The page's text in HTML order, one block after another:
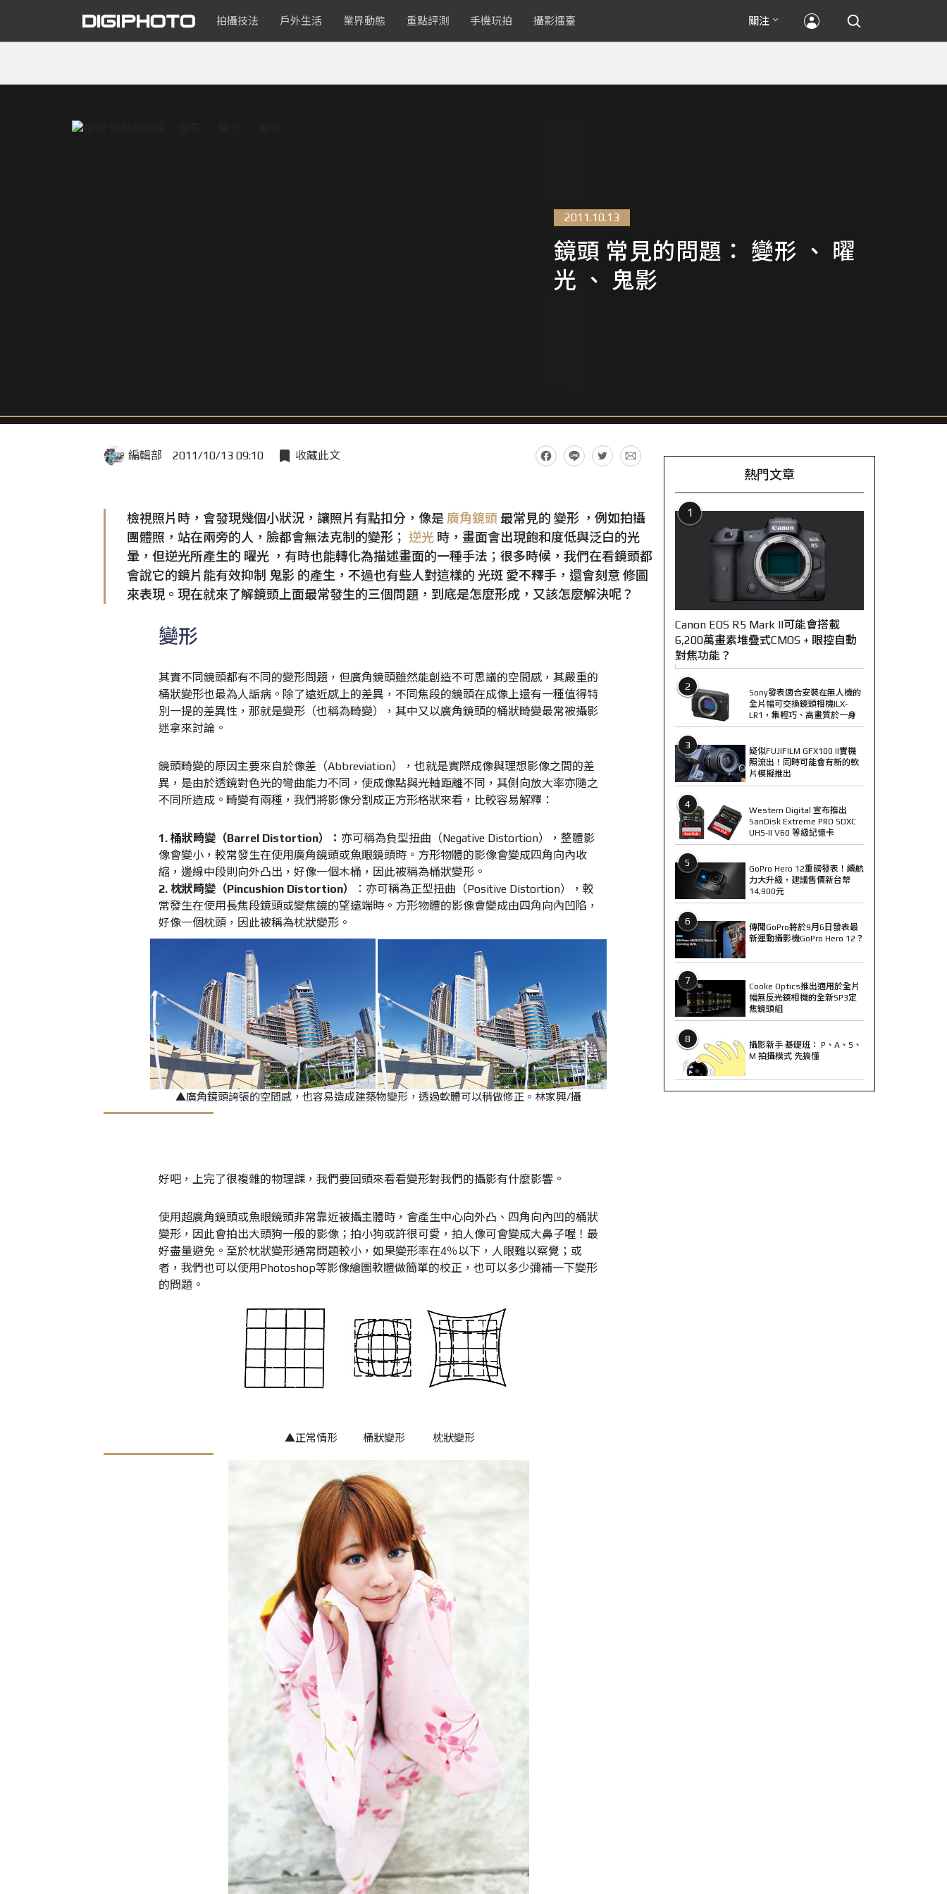
拍攝技法 戶外生活 業界動態 重點評測 手機玩拍 攝影擂臺 關注
2011.10.13
鏡頭 常見的問題： 變形 、 曜
光 、 鬼影
編輯部 2011/10/13 09:10 收藏此文
檢視照片時，會發現幾個小狀況，讓照片有點扣分，像是 廣角鏡頭 最常見的 變形 ，例如拍攝
團體照，站在兩旁的人，臉都會無法克制的變形； 逆光 時，畫面會出現飽和度低與泛白的光
暈，但逆光所產生的 曜光 ，有時也能轉化為描述畫面的一種手法；很多時候，我們在看鏡頭都
會說它的鏡片能有效抑制 鬼影 的產生，不過也有些人對這樣的 光斑 愛不釋手，還會刻意 修圖
來表現。現在就來了解鏡頭上面最常發生的三個問題，到底是怎麼形成，又該怎麼解決呢？
變形
其實不同鏡頭都有不同的變形問題，但廣角鏡頭雖然能創造不可思議的空間感，其嚴重的
桶狀變形也最為人詬病。除了遠近感上的差異，不同焦段的鏡頭在成像上還有一種值得特
別一提的差異性，那就是變形（也稱為畸變），其中又以廣角鏡頭的桶狀畸變最常被攝影
迷拿來討論。
鏡頭畸變的原因主要來自於像差（Abbreviation），也就是實際成像與理想影像之間的差
異，是由於透鏡對色光的彎曲能力不同，使成像點與光軸距離不同，其側向放大率亦隨之
不同所造成。畸變有兩種，我們將影像分割成正方形格狀來看，比較容易解釋：
1. 桶狀畸變（Barrel Distortion）： 亦可稱為負型扭曲（Negative Distortion），整體影
像會變小，較常發生在使用廣角鏡頭或魚眼鏡頭時。方形物體的影像會變成四角向內收
縮，邊線中段則向外凸出，好像一個木桶，因此被稱為桶狀變形。
2. 枕狀畸變（Pincushion Distortion）
：亦可稱為正型扭曲（Positive Distortion），較
常發生在使用長焦段鏡頭或變焦鏡的望遠端時。方形物體的影像會變成由四角向內凹陷，
好像一個枕頭，因此被稱為枕狀變形。
▲廣角鏡頭誇張的空間感，也容易造成建築物變形，透過軟體可以稍做修正。林家興/攝
好吧，上完了很複雜的物理課，我們要回頭來看看變形對我們的攝影有什麼影響。
使用超廣角鏡頭或魚眼鏡頭非常靠近被攝主體時，會產生中心向外凸、四角向內凹的桶狀
變形，因此會拍出大頭狗一般的影像；拍小狗或許很可愛，拍人像可會變成大鼻子喔！最
好盡量避免。至於枕狀變形通常問題較小，如果變形率在4％以下，人眼難以察覺；或
者，我們也可以使用Photoshop等影像繪圖軟體做簡單的校正，也可以多少彌補一下變形
的問題。
▲正常情形 桶狀變形 枕狀變形
熱門文章
1
Canon EOS R5 Mark II可能會搭載
6,200萬畫素堆疊式CMOS + 眼控自動
對焦功能？
2
Sony發表適合安裝在無人機的
全片幅可交換鏡頭相機ILX-
LR1，集輕巧、高畫質於一身
3
疑似FUJIFILM GFX100 II實機
照流出！同時可能會有新的軟
片模擬推出
4
Western Digital 宣布推出
SanDisk Extreme PRO SDXC
UHS-II V60 等級記憶卡
5
GoPro Hero 12重磅發表！續航
力大升級，建議售價新台幣
14,900元
6
傳聞GoPro將於9月6日發表最
新運動攝影機GoPro Hero 12？
7
Cooke Optics推出適用於全片
幅無反光鏡相機的全新SP3定
焦鏡頭組
8
攝影新手 基礎班： P、A、S、
M 拍攝模式 先搞懂